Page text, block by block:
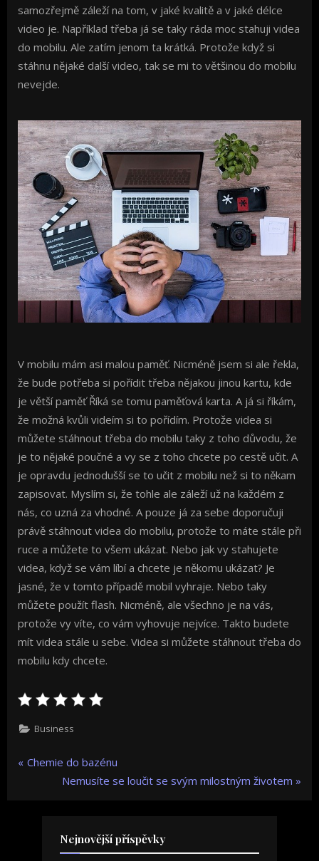
samozřejmě záleží na tom, v jaké kvalitě a v jaké délce
video je. Například třeba já se taky ráda moc stahuji videa
do mobilu. Ale zatím jenom ta krátká. Protože když si
stáhnu nějaké další video, tak se mi to většinou do mobilu
nevejde.
V mobilu mám asi malou paměť. Nicméně jsem si ale řekla,
že bude potřeba si pořídit třeba nějakou jinou kartu, kde
je větší paměť Říká se tomu paměťová karta. A já si říkám,
že možná kvůli videím si to pořídím. Protože videa si
můžete stáhnout třeba do mobilu taky z toho důvodu, že
je to nějaké poučné a vy se z toho chcete po cestě učit. A
je opravdu jednodušší se to učit z mobilu než si to někam
zapisovat. Myslím si, že tohle ale záleží už na každém z
nás, co uzná za vhodné. A pouze já za sebe doporučuji
právě stáhnout videa do mobilu, protože to máte stále při
ruce a můžete to všem ukázat. Nebo jak vy stahujete
videa, když se vám líbí a chcete je někomu ukázat? Je
jasné, že v tomto případě mobil vyhraje. Nebo taky
můžete použít flash. Nicméně, ale všechno je na vás,
protože vy víte, co vám vyhovuje nejvíce. Takto budete
mít videa stále u sebe. Videa si můžete stáhnout třeba do
mobilu kdy chcete.
Business
Navigace
P
Chemie do bazénu
N
t
P
Nemusíte se loučit se svým milostným životem
Nejnovější příspěvky